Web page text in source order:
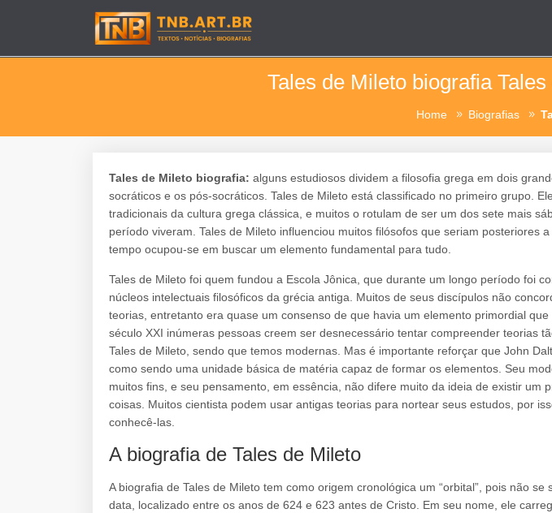
Tales de Mileto biografia
Home Biografias
Tales de Mileto biografia: alguns estudiosos dividem a filosofia grega em dois
socráticos e os pós-socráticos. Tales de Mileto está classificado no primeiro grupo.
tradicionais da cultura grega clássica, e muitos o rotulam de ser um dos sete mais
período viveram. Tales de Mileto influenciou muitos filósofos que seriam posteriores
tempo ocupou-se em buscar um elemento fundamental para tudo.
Tales de Mileto foi quem fundou a Escola Jônica, que durante um longo período foi
núcleos intelectuais filosóficos da grécia antiga. Muitos de seus discípulos não
teorias, entretanto era quase um consenso de que havia um elemento primordial
século XXI inúmeras pessoas creem ser desnecessário tentar compreender teorias
Tales de Mileto, sendo que temos modernas. Mas é importante reforçar que John
como sendo uma unidade básica de matéria capaz de formar os elementos. Seu
muitos fins, e seu pensamento, em essência, não difere muito da ideia de existir um
coisas. Muitos cientista podem usar antigas teorias para nortear seus estudos, por
conhecê-las.
A biografia de Tales de Mileto
A biografia de Tales de Mileto tem como origem cronológica um “orbital”, pois não se
data, localizado entre os anos de 624 e 623 antes de Cristo. Em seu nome, ele